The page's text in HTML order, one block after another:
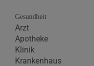
Gesundheit
Arzt
Apotheke
Klinik
Krankenhaus